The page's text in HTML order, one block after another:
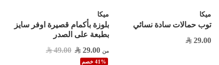
ميكا
توب حمالات سادة نسائي
29.00
ميكا
بلوزة بأكمام قصيرة اوفر سايز
بطبعة على الصدر
من 29.00
49.00
41% خصم